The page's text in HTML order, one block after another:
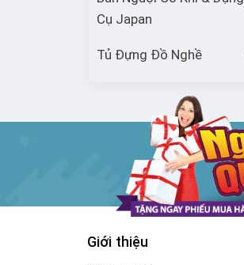
Cụ Japan
Tủ Đựng Đồ Nghề
Giới thiệu